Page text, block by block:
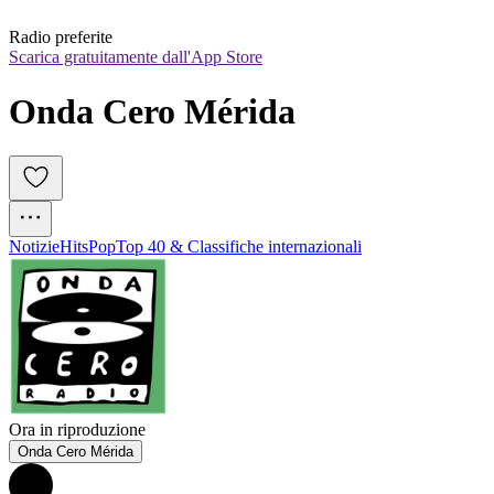
Radio preferite
Scarica gratuitamente dall'App Store
Onda Cero Mérida
NotizieHitsPopTop 40 & Classifiche internazionali
Ora in riproduzione
Onda Cero Mérida